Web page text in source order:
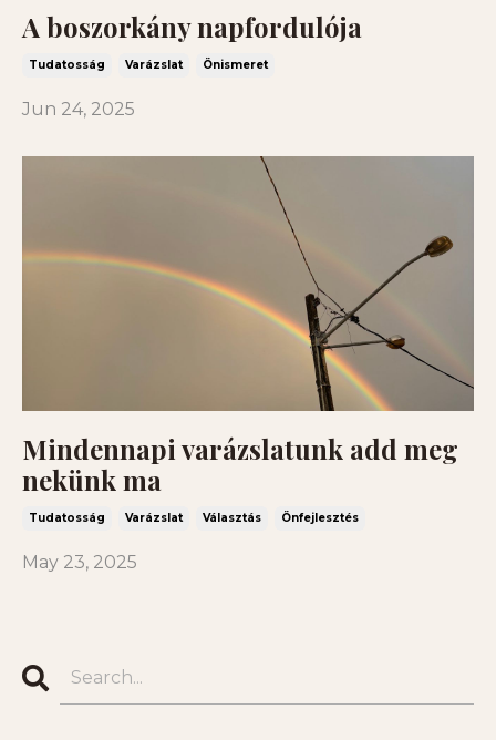
A boszorkány napfordulója
Tudatosság Varázslat Önismeret
Jun 24, 2025
Mindennapi varázslatunk add meg
nekünk ma
Tudatosság Varázslat Választás Önfejlesztés
May 23, 2025